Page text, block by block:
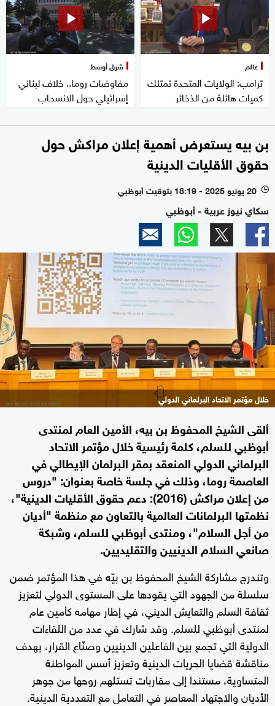
عالم
ترامب: الولايات المتحدة تمتلك
كميات هائلة من الذخائر
شرق أوسط
مفاوضات روما.. خلاف لبناني
إسرائيلي حول الانسحاب
بن بيه يستعرض أهمية إعلان مراكش حول
حقوق الأقليات الدينية
l 20 يونيو 2025 - 18:19 بتوقيت أبوظبي
سكاي نيوز عربية - أبوظبي
خلال مؤتمر الاتحاد البرلماني الدولي
ألقى الشيخ المحفوظ بن بيه، الأمين العام لمنتدى
أبوظبي للسلم، كلمة رئيسية خلال مؤتمر الاتحاد
البرلماني الدولي المنعقد بمقر البرلمان الإيطالي في
العاصمة روما، وذلك في جلسة خاصة بعنوان: "دروس
من إعلان مراكش (2016): دعم حقوق الأقليات الدينية"،
نظمتها البرلمانات العالمية بالتعاون مع منظمة "أديان
من أجل السلام"، ومنتدى أبوظبي للسلم، وشبكة
صانعي السلام الدينيين والتقليديين.
وتندرج مشاركة الشيخ المحفوظ بن بيّه في هذا المؤتمر ضمن
سلسلة من الجهود التي يقودها على المستوى الدولي لتعزيز
ثقافة السلم والتعايش الديني، في إطار مهامه كأمين عام
لمنتدى أبوظبي للسلم. وقد شارك في عدد من اللقاءات
الدولية التي تجمع بين الفاعلين الدينيين وصنّاع القرار، بهدف
مناقشة قضايا الحريات الدينية وتعزيز أسس المواطنة
المتساوية، مستندا إلى مقاربات تستلهم روحها من جوهر
الأديان والاجتهاد المعاصر في التعامل مع التعددية الدينية.